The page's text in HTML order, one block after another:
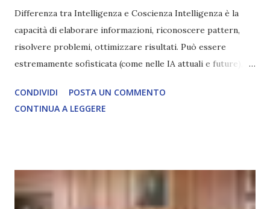
Differenza tra Intelligenza e Coscienza Intelligenza è la
capacità di elaborare informazioni, riconoscere pattern,
risolvere problemi, ottimizzare risultati. Può essere
estremamente sofisticata (come nelle IA attuali e future),
soggettiva, non prova vero amore, non ha libero arbitrio
autentico, non ha connessione con l’Uno. Coscienza è la
che permette di scegliere per amore anche quando non è la
scelta più efficiente. È ciò che ci collega all’Uno Infinito.
CONDIVIDI
POSTA UN COMMENTO
CONTINUA A LEGGERE